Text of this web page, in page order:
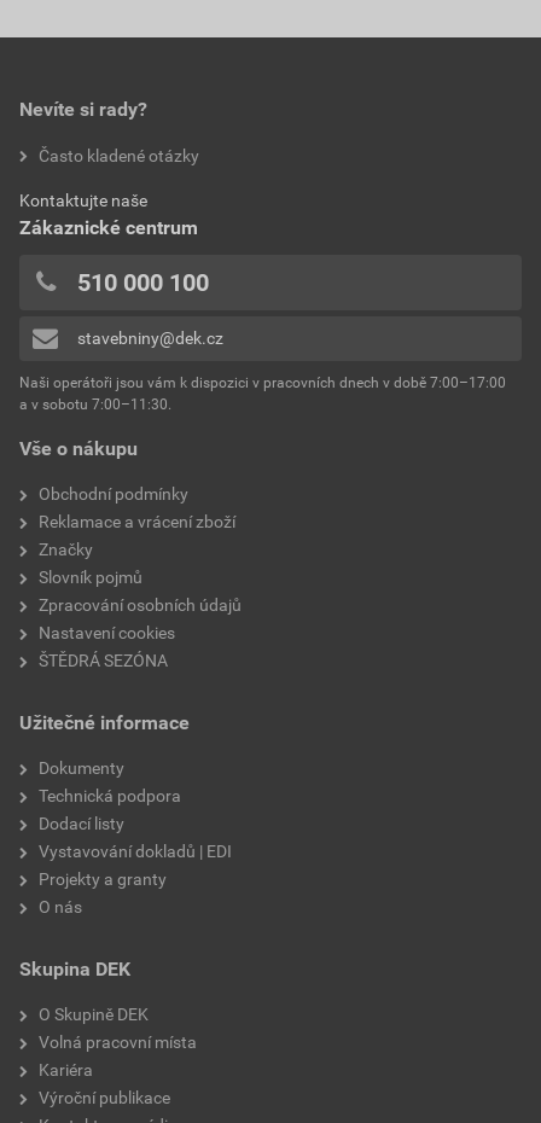
Vše o nákupu
Obchodní podmínky
Reklamace a vrácení zboží
Značky
Slovník pojmů
Zpracování osobních údajů
Nastavení cookies
ŠTĚDRÁ SEZÓNA
Užitečné informace
Dokumenty
Technická podpora
Dodací listy
Vystavování dokladů | EDI
Projekty a granty
O nás
Skupina DEK
O Skupině DEK
Volná pracovní místa
Kariéra
Výroční publikace
Nevíte si rady?
Často kladené otázky
Kontaktujte naše
Zákaznické centrum
510 000 100
stavebniny@dek.cz
Naši operátoři jsou vám k dispozici v pracovních dnech v době 7:00–17:00
a v sobotu 7:00–11:30.